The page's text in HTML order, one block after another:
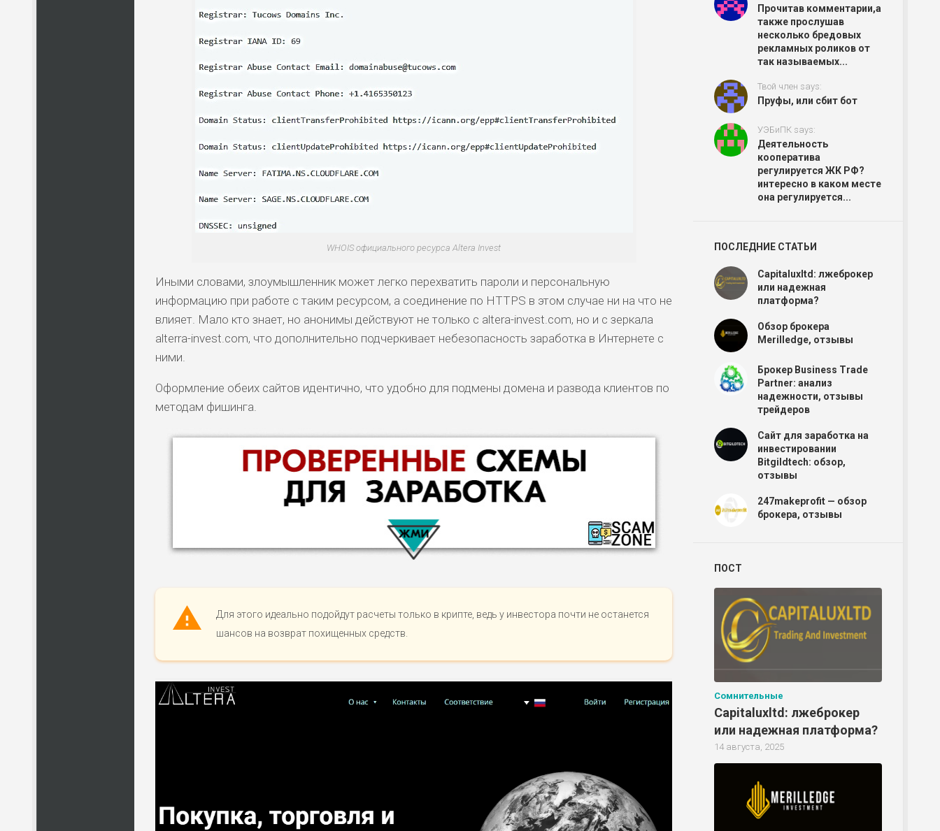
WHOIS официального ресурса Altera Invest
Иными словами, злоумышленник может легко перехватить пароли и персональную
информацию при работе с таким ресурсом, а соединение по HTTPS в этом случае ни на что не
влияет. Мало кто знает, но анонимы действуют не только с altera-invest.com, но и с зеркала
alterra-invest.com, что дополнительно подчеркивает небезопасность заработка в Интернете с
ними.
Оформление обеих сайтов идентично, что удобно для подмены домена и развода клиентов по
методам фишинга.
НИЗКИЙ 0 ОБЗОР
Для этого идеально подойдут расчеты только в крипте, ведь у инвестора почти не останется
шансов на возврат похищенных средств.
Прочитав комментарии,а
также прослушав
несколько бредовых
рекламных роликов от
так называемых...
Твой член says:
Пруфы, или сбит бот
УЭБиПК says:
Деятельность
кооператива
регулируется ЖК РФ?
интересно в каком месте
она регулируется...
ПОСЛЕДНИЕ СТАТЬИ
Capitaluxltd: лжеброкер
или надежная
платформа?
Обзор брокера
Merilledge, отзывы
Брокер Business Trade
Partner: анализ
надежности, отзывы
трейдеров
Сайт для заработка на
инвестировании
Bitgildtech: обзор,
отзывы
247makeprofit — обзор
брокера, отзывы
ПОСТ
Сомнительные
Capitaluxltd: лжеброкер
или надежная платформа?
14 августа, 2025